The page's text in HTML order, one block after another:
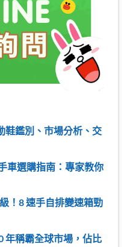
鞋鑑別、市場分析、交
車選購指南：專家教你
！8 速手自排變速箱勁
年稱霸全球市場，佔比